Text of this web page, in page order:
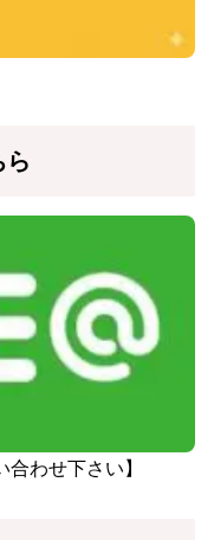
ら
合わせ下さい】